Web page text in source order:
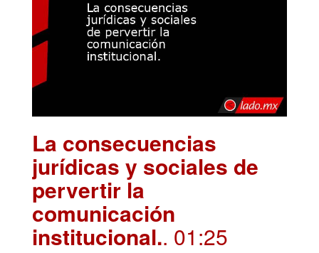
La consecuencias
jurídicas y sociales de
pervertir la
comunicación
institucional.. 01:25